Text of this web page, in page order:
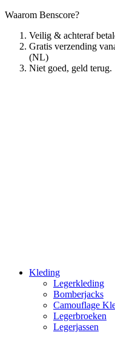
Waarom Benscore?
Veilig & achteraf
Gratis verzending
(NL)
Niet goed, geld terug.
Kleding
Legerkleding
Bomberjacks
Camouflage
Legerbroeken
Legerjassen